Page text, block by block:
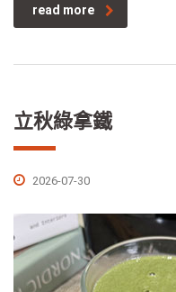
read more
立秋綠拿鐵
2026-07-30